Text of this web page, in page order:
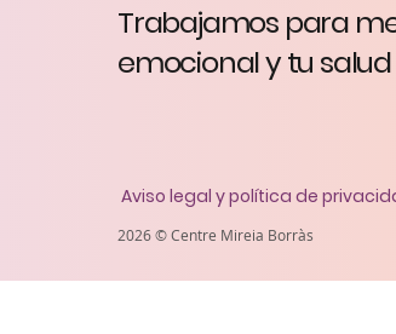
i psicoteràpia -info@mireiaborras.com - +34 606 200
Trabajamos para
emocional y tu salud
Aviso legal y política de
2026 © Centre Mireia Borràs